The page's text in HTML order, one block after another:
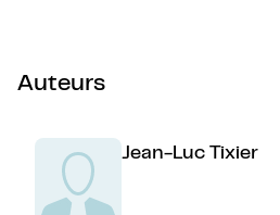
Auteurs
Jean-Luc Tixier